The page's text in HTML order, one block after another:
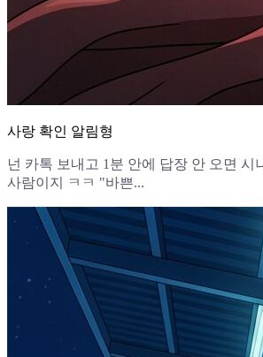
사랑 확인 알림형
넌 카톡 보내고 1분 안에 답장 안 오면 시
사람이지 ㅋㅋ "바쁜...